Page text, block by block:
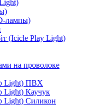
лампы)
(Icicle Play Light)
на проволоке
Light) ПВХ
Light) Каучук
Light) Силикон